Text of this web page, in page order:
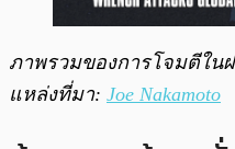
ภาพรวมของการโจมตีใน
แหล่งที่มา: Joe Nakamoto